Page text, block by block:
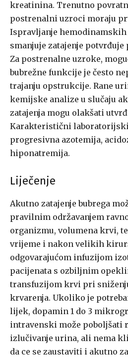
kreatinina. Trenutno
postrenalni uzroci moraju
Ispravljanje hemodinamskih
smanjuje zatajenje
Za postrenalne uzroke,
bubrežne funkcije je često
trajanju opstrukcije. Rane
kemijske analize u slučaju
zatajenja mogu olakšati
Karakteristični
progresivna azotemija,
hiponatremija.
Liječenje
Akutno zatajenje bubrega
pravilnim održavanjem
organizmu, volumena krvi,
vrijeme i nakon velikih
odgovarajućom infuzijom
pacijenata s ozbiljnim
transfuzijom krvi pri
krvarenja. Ukoliko je
lijek, dopamin 1 do 3
intravenski može
izlučivanje urina, ali nema
da ce se zaustaviti i akutno